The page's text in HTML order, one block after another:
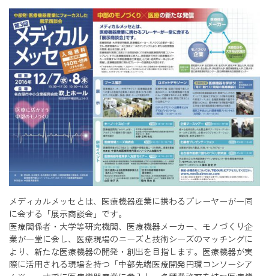
メディカルメッセとは、医療機器産業に携わるプレーヤーが一同
に会する「展示商談会」です。
医療関係者・大学等研究機関、医療機器メーカー、モノづくり企
業が一堂に会し、医療現場のニーズと技術シーズのマッチングに
より、新たな医療機器の開発・創出を目指します。医療機器が実
際に活用される現場を持つ「中部先端医療開発円環コンソーシア